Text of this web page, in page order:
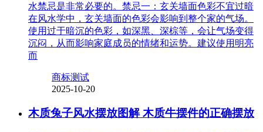
水禁忌是非常必要的。禁忌一：玄关墙面色彩不宜过暗
在风水学中，玄关墙面的色彩会影响到整个家的气场。
使用过于暗沉的色彩，如深黑、深棕等，会让气场变得
沉闷，从而影响家庭成员的情绪和运势。建议使用明亮
而
商标测试
2025-10-20
木质兔子风水摆放图解 木质牛摆件的正确摆放